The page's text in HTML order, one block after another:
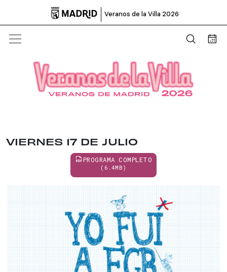
 Veranos de la Villa 2026
Abrir
VIERNES 17 DE JULIO
PROGRAMA COMPLETO
(6.4MB)